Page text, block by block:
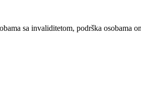
sa invaliditetom, podrška osobama